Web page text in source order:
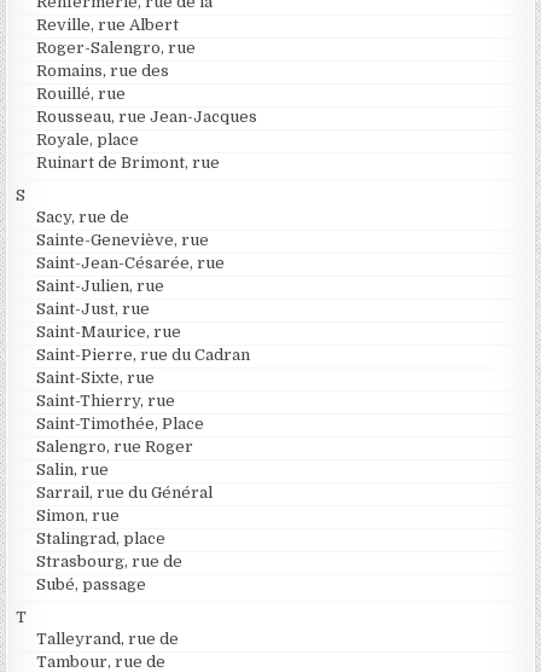
Reville, rue Albert
Roger-Salengro, rue
Romains, rue des
Rouillé, rue
Rousseau, rue Jean-Jacques
Royale, place
Ruinart de Brimont, rue
S
Sacy, rue de
Sainte-Geneviève, rue
Saint-Jean-Césarée, rue
Saint-Julien, rue
Saint-Just, rue
Saint-Maurice, rue
Saint-Pierre, rue du Cadran
Saint-Sixte, rue
Saint-Thierry, rue
Saint-Timothée, Place
Salengro, rue Roger
Salin, rue
Sarrail, rue du Général
Simon, rue
Stalingrad, place
Strasbourg, rue de
Subé, passage
T
Talleyrand, rue de
Tambour, rue de